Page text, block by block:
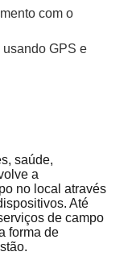
com o
GPS e
saúde,
a
no local através
Até
de campo
forma de